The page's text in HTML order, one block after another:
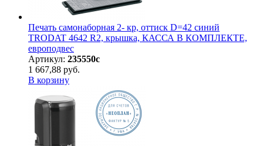
Печать самонаборная 2- кр, оттиск D=42 синий
TRODAT 4642 R2, крышка, КАССА В КОМПЛЕКТЕ,
европодвес
Артикул: 235550с
1 667,88 руб.
В корзину